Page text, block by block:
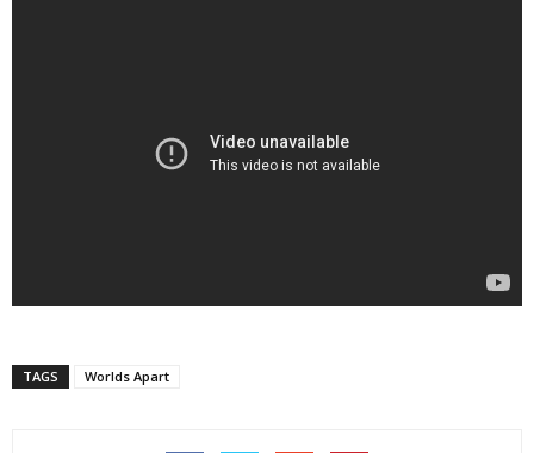
TAGS Worlds Apart